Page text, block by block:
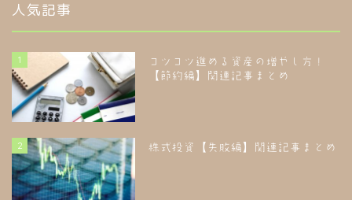
人気記事
1
コツコツ進める資産の増やし方！
【節約編】関連記事まとめ
2 株式投資【失敗編】関連記事まとめ